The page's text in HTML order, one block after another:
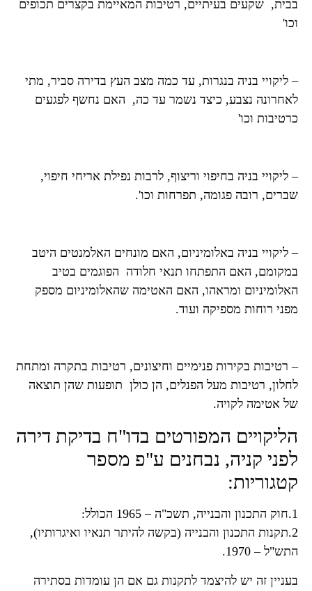
בבית, שקעים בעיתיים, רטיבות המאיימת בקצרים תכופים
וכו'
– ליקויי בניה בנגרות, עד כמה מצב העץ בדירה סביר, מתי
לאחרונה נצבע, כיצד נשמר עד כה, האם נחשף לפגעים
כרטיבות וכו'
– ליקויי בניה בחיפוי וריצוף, לרבות נפילת אריחי חיפוי,
שברים, רובה פגומה, תפרחות וכו'.
– ליקויי בניה באלומיניום, האם מונחים האלמנטים היטב
במקומם, האם התפתחו תנאי חלודה הפוגמים בטיב
האלומיניום ומראהו, האם האטימה שהאלומיניום מספק
מפני רוחות מספיקה ועוד.
– רטיבות בקירות פנימיים וחיצונים, רטיבות בתקרה ומתחת
לחלון, רטיבות מעל הפנלים, הן כולן תופעות שהן תוצאה
של אטימה לקויה.
הליקויים המפורטים בדו"ח בדיקת דירה
לפני קניה, נבחנים ע"פ מספר
קטגוריות:
1.חוק התכנון והבנייה, תשכ"ה – 1965 הכולל:
2.תקנות התכנון והבנייה (בקשה להיתר תנאיו ואיגרותיו),
התש"ל – 1970.
בעניין זה יש להיצמד לתקנות גם אם הן עומדות בסתירה